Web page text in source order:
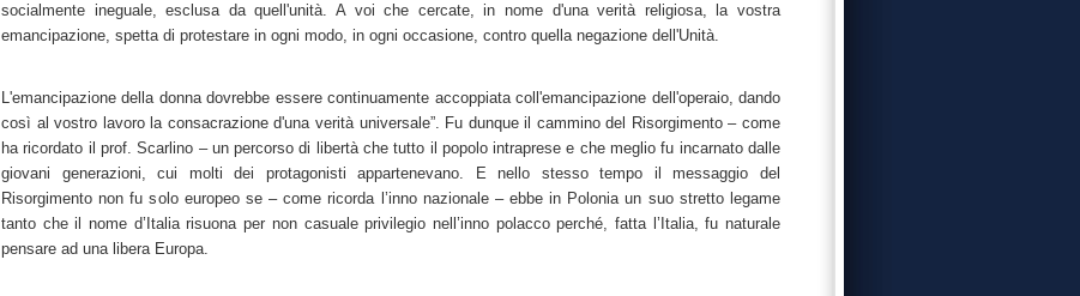
socialmente ineguale, esclusa da quell'unità. A voi che cercate, in nome d'una verità religiosa, la vostra
emancipazione, spetta di protestare in ogni modo, in ogni occasione, contro quella negazione dell'Unità.
L'emancipazione della donna dovrebbe essere continuamente accoppiata coll'emancipazione dell'operaio, dando
così al vostro lavoro la consacrazione d'una verità universale”. Fu dunque il cammino del Risorgimento – come
ha ricordato il prof. Scarlino – un percorso di libertà che tutto il popolo intraprese e che meglio fu incarnato dalle
giovani generazioni, cui molti dei protagonisti appartenevano. E nello stesso tempo il messaggio del
Risorgimento non fu solo europeo se – come ricorda l’inno nazionale – ebbe in Polonia un suo stretto legame
tanto che il nome d’Italia risuona per non casuale privilegio nell’inno polacco perché, fatta l’Italia, fu naturale
pensare ad una libera Europa.